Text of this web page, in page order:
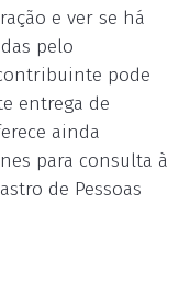
e ver se há
pelo
pode
entrega de
ainda
para consulta à
de Pessoas